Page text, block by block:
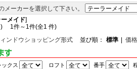
ーカーを選択して下さい。
メイド]
) 1件～1件(全1 件)
ンドウショッピング形式 並び順： 標準 価
ックス ロフト 番手